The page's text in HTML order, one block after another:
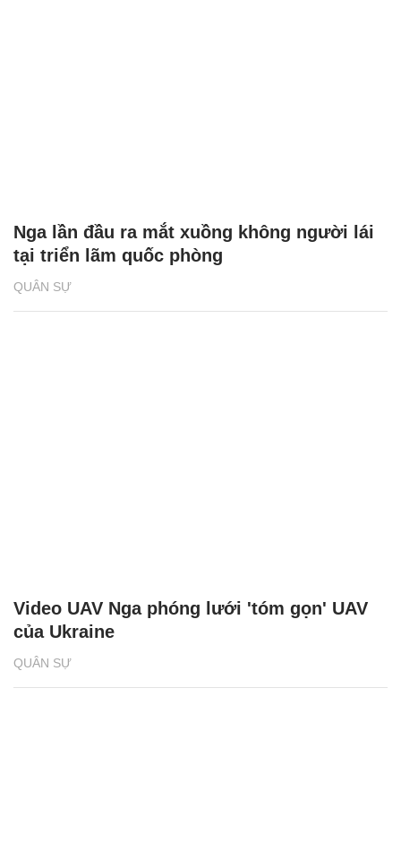
QUÂN SỰ
Nga lần đầu ra mắt xuồng không người lái
tại triển lãm quốc phòng
QUÂN SỰ
Video UAV Nga phóng lưới 'tóm gọn' UAV
của Ukraine